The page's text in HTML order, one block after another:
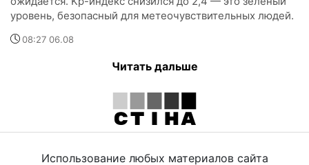
уровень, безопасный для метеочувствительных людей.
08:27 06.08
Читать дальше
Использование любых материалов сайта